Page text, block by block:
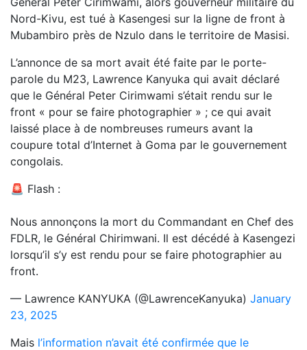
Nord-Kivu, est tué à Kasengesi sur la ligne de front à
Mubambiro près de Nzulo dans le territoire de Masisi.
L’annonce de sa mort avait été faite par le porte-
parole du M23, Lawrence Kanyuka qui avait déclaré
que le Général Peter Cirimwami s’était rendu sur le
front « pour se faire photographier » ; ce qui avait
laissé place à de nombreuses rumeurs avant la
coupure total d’Internet à Goma par le gouvernement
congolais.
🚨 Flash :
Nous annonçons la mort du Commandant en Chef des
FDLR, le Général Chirimwani. Il est décédé à Kasengezi
lorsqu’il s’y est rendu pour se faire photographier au
front.
— Lawrence KANYUKA (@LawrenceKanyuka) January
23, 2025
Mais l’information n’avait été confirmée que le